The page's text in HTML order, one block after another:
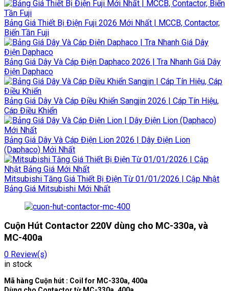
Bảng Giá Thiết Bị Điện Fuji 2026 Mới Nhất | MCCB, Contactor,
Biến Tần Fuji
Bảng Giá Dây Và Cáp Điện Daphaco 2026 | Tra Nhanh Giá Dây
Điện Daphaco
Bảng Giá Dây Và Cáp Điều Khiển Sangjin 2026 | Cáp Tín Hiệu,
Cáp Điều Khiển
Bảng Giá Dây Và Cáp Điện Lion 2026 | Dây Điện Lion
(Daphaco) Mới Nhất
Mitsubishi Tăng Giá Thiết Bị Điện Từ 01/01/2026 | Cập Nhật
Bảng Giá Mitsubishi Mới Nhất
Cuộn Hút Contactor 220V dùng cho MC-330a, và
MC-400a
0 Review(s)
in stock
Mã hàng Cuộn hút : Coil for MC-330a, 400a